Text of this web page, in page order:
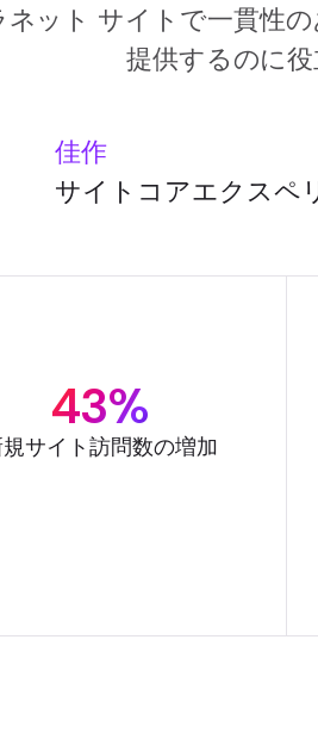
ット サイトで一貫性
提供するのに役
佳作
サイトコアエクスペ
43%
サイト訪問数の増加